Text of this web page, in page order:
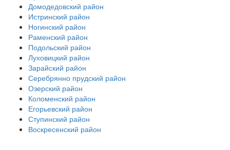
Домодедовский район
Истринский район
Ногинский район
Раменский район
Подольский район
Луховицкий район
Зарайский район
Серебрянно прудский район
Озерский район
Коломенский район
Егорьевский район
Ступинский район
Воскресенский район